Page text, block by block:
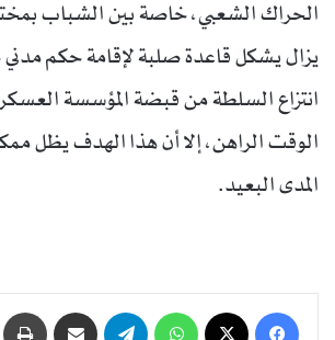
الحراك الشعبي، خاصة بين الشباب
يزال يشكل قاعدة صلبة لإقامة حكم
انتزاع السلطة من قبضة المؤسسة
الوقت الراهن، إلا أن هذا الهدف يظل
المدى البعيد.